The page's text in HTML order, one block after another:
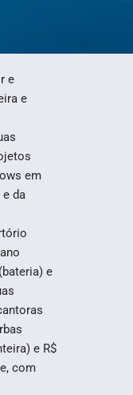
e
e
em
da
e
e R$
com